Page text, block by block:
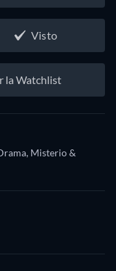
Visto
la Watchlist
Misterio &